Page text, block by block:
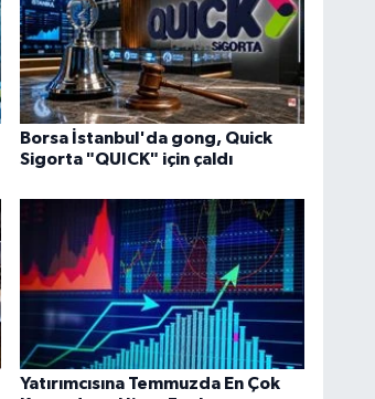
Borsa İstanbul'da gong, Quick
Sigorta "QUICK" için çaldı
Yatırımcısına Temmuzda En Çok